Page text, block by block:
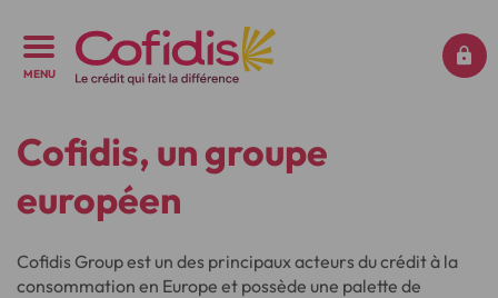
MENU
Cofidis, un groupe
européen
Cofidis Group est un des principaux acteurs du crédit à la
consommation en Europe et possède une palette de